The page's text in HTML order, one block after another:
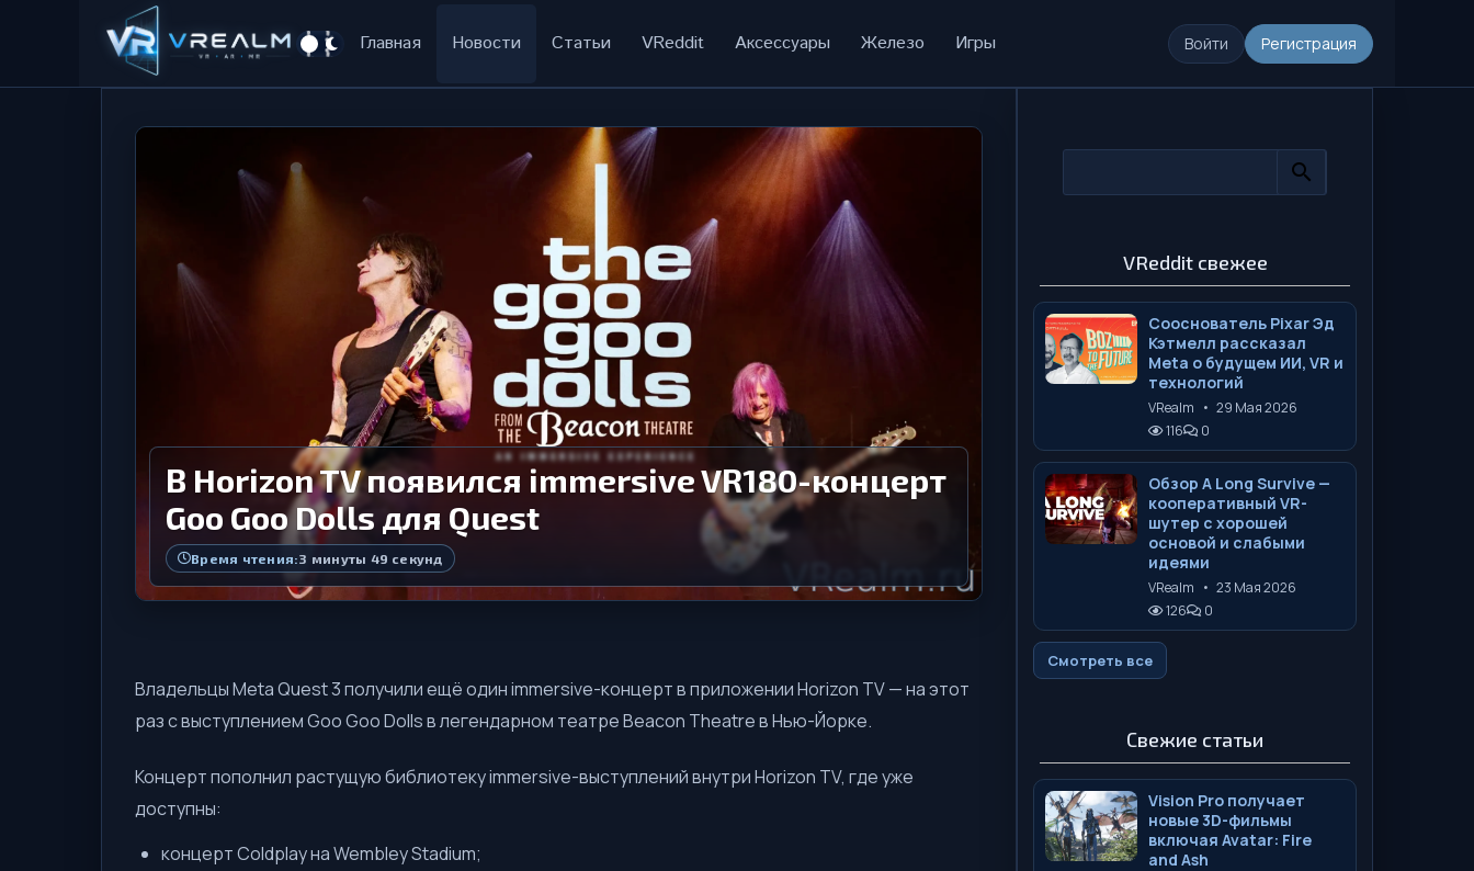
Главная Новости Статьи VReddit Аксессуары Железо Игры Войти Регистрация
В Horizon TV появился immersive VR180-концерт
Goo Goo Dolls для Quest
Время чтения:3 минуты 49 секунд
Владельцы Meta Quest 3 получили ещё один immersive-концерт в приложении Horizon TV — на этот
раз с выступлением Goo Goo Dolls в легендарном театре Beacon Theatre в Нью-Йорке.
Концерт пополнил растущую библиотеку immersive-выступлений внутри Horizon TV, где уже
доступны:
концерт Coldplay на Wembley Stadium;
VReddit свежее
Сооснователь Pixar Эд
Кэтмелл рассказал
Meta о будущем ИИ, VR и
технологий
VRealm • 29 Мая 2026
116
0
Обзор A Long Survive —
кооперативный VR-
шутер с хорошей
основой и слабыми
идеями
VRealm • 23 Мая 2026
126
0
Смотреть все
Свежие статьи
Vision Pro получает
новые 3D-фильмы
включая Avatar: Fire
and Ash